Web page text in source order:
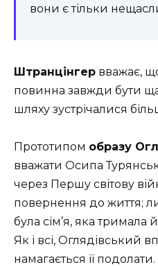
вони є тільки
Штранцінгер вважає,
повинна завжди бути
шляху зустрічалися
Прототипом образу
вважати Осипа
через Першу світову
повернення до життя;
була сім’я, яка тримала
Як і всі, Оглядівський
намагається її